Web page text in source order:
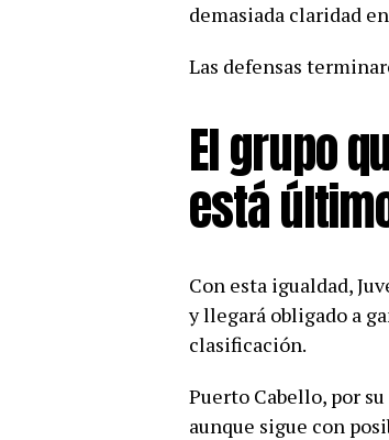
demasiada claridad
Las defensas
El grupo
está
Con esta igualdad,
y llegará obligado a
clasificación.
Puerto Cabello, por
aunque sigue con